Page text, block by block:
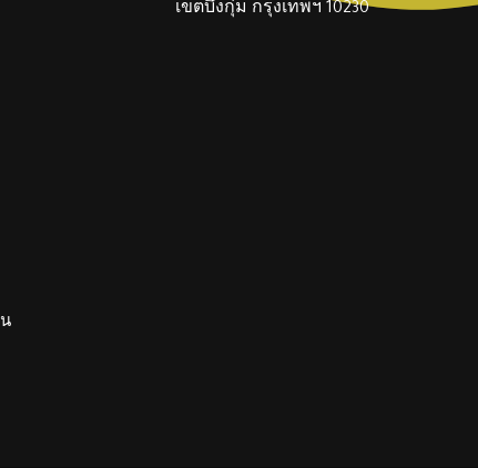
เขตบึงกุ่ม กรุงเทพฯ 10230